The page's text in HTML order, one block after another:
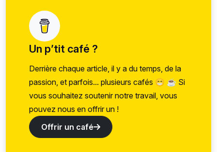
Un p’tit café ?
Derrière chaque article, il y a du temps, de la
passion, et parfois... plusieurs cafés 😁 ☕ Si
vous souhaitez soutenir notre travail, vous
pouvez nous en offrir un !
Offrir un café